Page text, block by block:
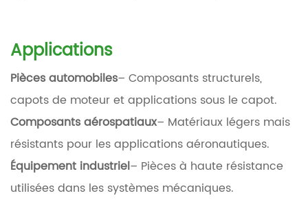
Applications
Pièces automobiles– Composants structurels,
capots de moteur et applications sous le capot.
Composants aérospatiaux– Matériaux légers mais
résistants pour les applications aéronautiques.
Équipement industriel– Pièces à haute résistance
utilisées dans les systèmes mécaniques.